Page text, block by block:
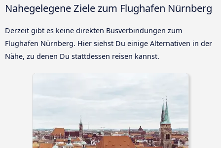
Nahegelegene Ziele zum Flughafen Nürnberg
Derzeit gibt es keine direkten Busverbindungen zum
Flughafen Nürnberg. Hier siehst Du einige Alternativen in der
Nähe, zu denen Du stattdessen reisen kannst.